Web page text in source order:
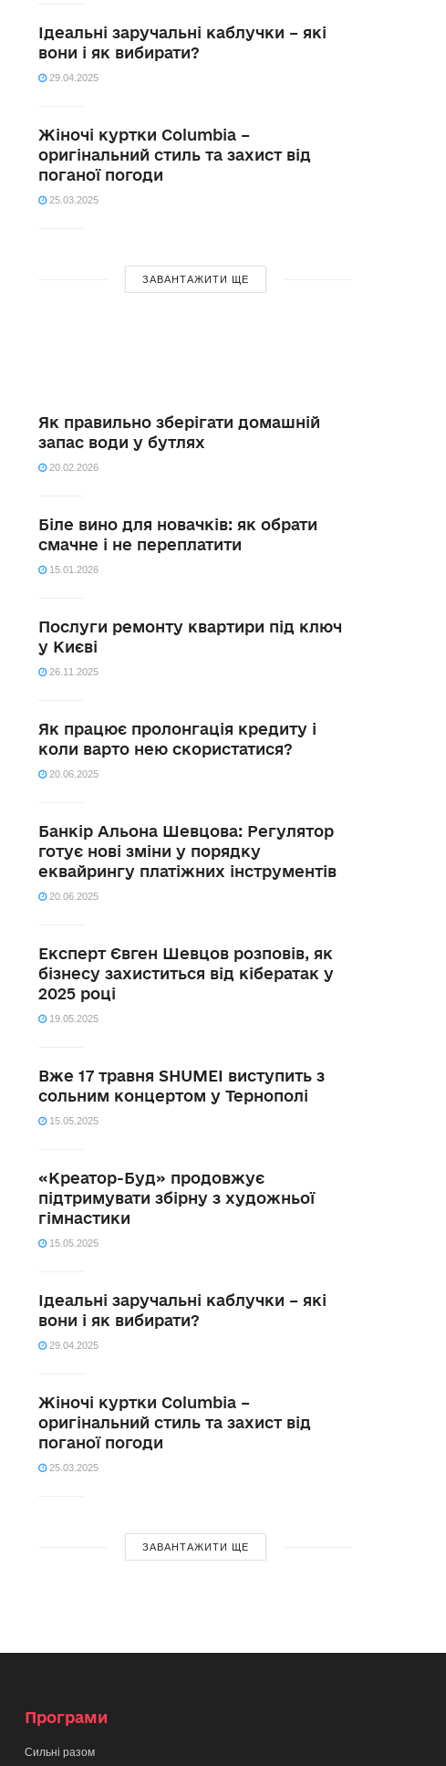
Ідеальні заручальні каблучки – які
вони і як вибирати?
29.04.2025
Жіночі куртки Columbia –
оригінальний стиль та захист від
поганої погоди
25.03.2025
ЗАВАНТАЖИТИ ЩЕ
Як правильно зберігати домашній
запас води у бутлях
20.02.2026
Біле вино для новачків: як обрати
смачне і не переплатити
15.01.2026
Послуги ремонту квартири під ключ
у Києві
26.11.2025
Як працює пролонгація кредиту і
коли варто нею скористатися?
20.06.2025
Банкір Альона Шевцова: Регулятор
готує нові зміни у порядку
еквайрингу платіжних інструментів
20.06.2025
Експерт Євген Шевцов розповів, як
бізнесу захиститься від кібератак у
2025 році
19.05.2025
Вже 17 травня SHUMEI виступить з
сольним концертом у Тернополі
15.05.2025
«Креатор-Буд» продовжує
підтримувати збірну з художньої
гімнастики
15.05.2025
Ідеальні заручальні каблучки – які
вони і як вибирати?
29.04.2025
Жіночі куртки Columbia –
оригінальний стиль та захист від
поганої погоди
25.03.2025
ЗАВАНТАЖИТИ ЩЕ
Програми
Сильні разом